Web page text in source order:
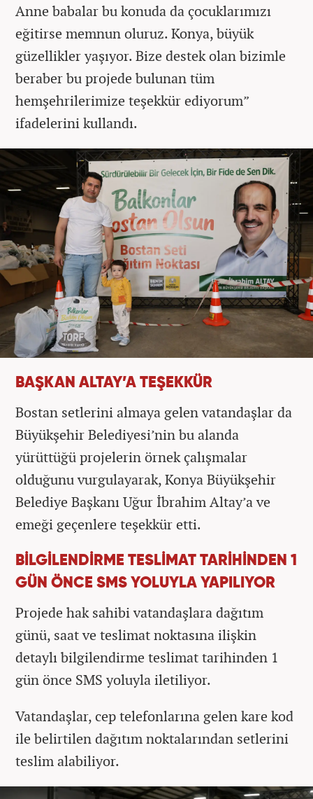
Anne babalar bu konuda da çocuklarımızı
eğitirse memnun oluruz. Konya, büyük
güzellikler yaşıyor. Bize destek olan bizimle
beraber bu projede bulunan tüm
hemşehrilerimize teşekkür ediyorum”
ifadelerini kullandı.
BAŞKAN ALTAY’A TEŞEKKÜR
Bostan setlerini almaya gelen vatandaşlar da
Büyükşehir Belediyesi’nin bu alanda
yürüttüğü projelerin örnek çalışmalar
olduğunu vurgulayarak, Konya Büyükşehir
Belediye Başkanı Uğur İbrahim Altay’a ve
emeği geçenlere teşekkür etti.
BİLGİLENDİRME TESLİMAT TARİHİNDEN 1
GÜN ÖNCE SMS YOLUYLA YAPILIYOR
Projede hak sahibi vatandaşlara dağıtım
günü, saat ve teslimat noktasına ilişkin
detaylı bilgilendirme teslimat tarihinden 1
gün önce SMS yoluyla iletiliyor.
Vatandaşlar, cep telefonlarına gelen kare kod
ile belirtilen dağıtım noktalarından setlerini
teslim alabiliyor.